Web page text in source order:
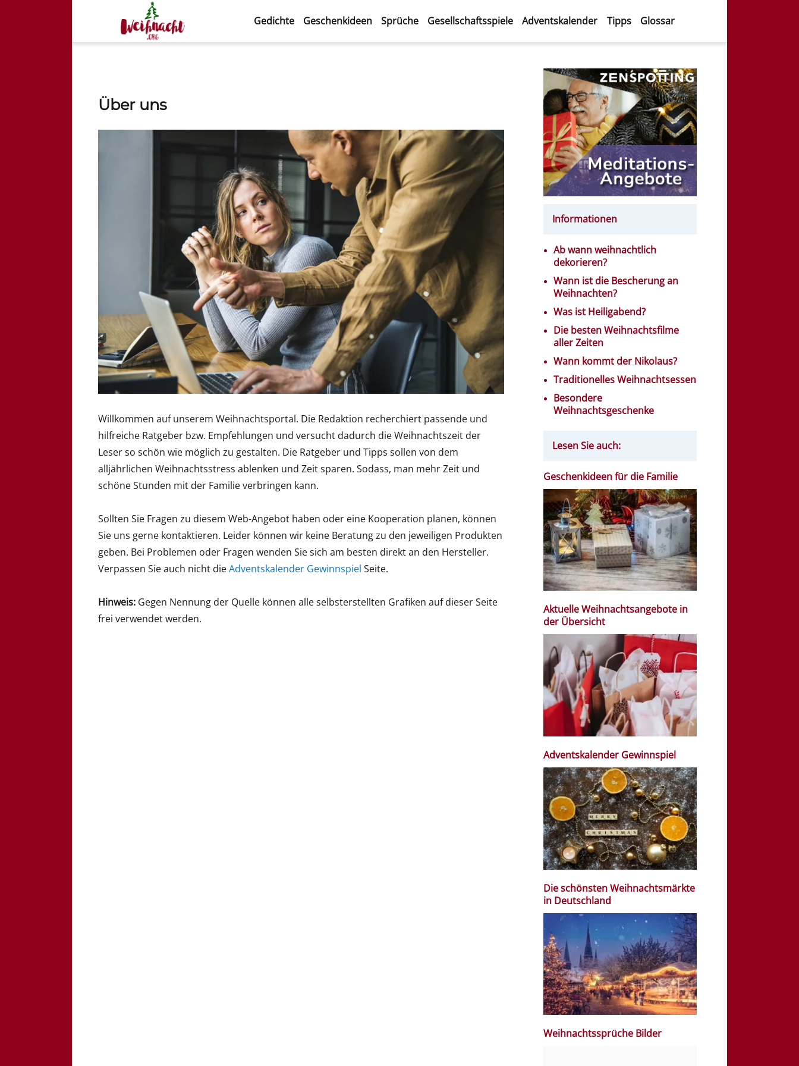
Gedichte Geschenkideen Sprüche Gesellschaftsspiele Adventskalender Tipps Glossar
Über uns
Willkommen auf unserem Weihnachtsportal. Die Redaktion recherchiert passende und
hilfreiche Ratgeber bzw. Empfehlungen und versucht dadurch die Weihnachtszeit der
Leser so schön wie möglich zu gestalten. Die Ratgeber und Tipps sollen von dem
alljährlichen Weihnachtsstress ablenken und Zeit sparen. Sodass, man mehr Zeit und
schöne Stunden mit der Familie verbringen kann.
Sollten Sie Fragen zu diesem Web-Angebot haben oder eine Kooperation planen, können
Sie uns gerne kontaktieren. Leider können wir keine Beratung zu den jeweiligen Produkten
geben. Bei Problemen oder Fragen wenden Sie sich am besten direkt an den Hersteller.
Verpassen Sie auch nicht dieAdventskalender Gewinnspiel Seite.
Hinweis: Gegen Nennung der Quelle können alle selbsterstellten Grafiken auf dieser Seite
frei verwendet werden.
Informationen
Ab wann weihnachtlich
dekorieren?
Wann ist die Bescherung an
Weihnachten?
Was ist Heiligabend?
Die besten Weihnachtsfilme
aller Zeiten
Wann kommt der Nikolaus?
Traditionelles Weihnachtsessen
Besondere
Weihnachtsgeschenke
Lesen Sie auch:
Geschenkideen für die Familie
Aktuelle Weihnachtsangebote in
der Übersicht
Adventskalender Gewinnspiel
Die schönsten Weihnachtsmärkte
in Deutschland
Weihnachtssprüche Bilder